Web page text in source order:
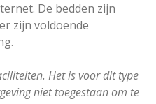
De bedden zijn
zijn voldoende
Het is voor dit type
niet toegestaan om te